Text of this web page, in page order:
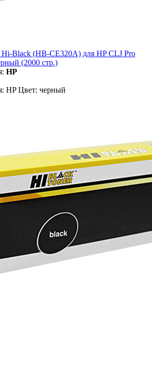
Black (HB-CE320A) для HP CLJ Pro
(2000 стр.)
HP
HP Цвет: черный